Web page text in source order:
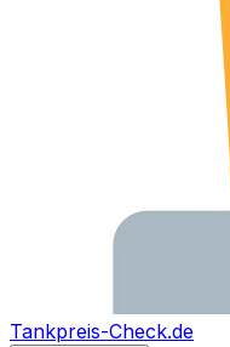
Tankpreis-Check.de